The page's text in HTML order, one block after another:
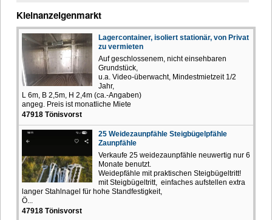
Kleinanzeigenmarkt
Lagercontainer, isoliert stationär, von Privat
zu vermieten
Auf geschlossenem, nicht einsehbaren
Grundstück,
u.a. Video-überwacht, Mindestmietzeit 1/2
Jahr,
L 6m, B 2,5m, H 2,4m (ca.-Angaben)
angeg. Preis ist monatliche Miete
47918 Tönisvorst
25 Weidezaunpfähle Steigbügelpfähle
Zaunpfähle
Verkaufe 25 weidezaunpfähle neuwertig nur 6
Monate benutzt.
Weidepfähle mit praktischen Steigbügeltritt!
mit Steigbügeltritt, einfaches aufstellen extra
langer Stahlnagel für hohe Standfestigkeit,
Ö...
47918 Tönisvorst